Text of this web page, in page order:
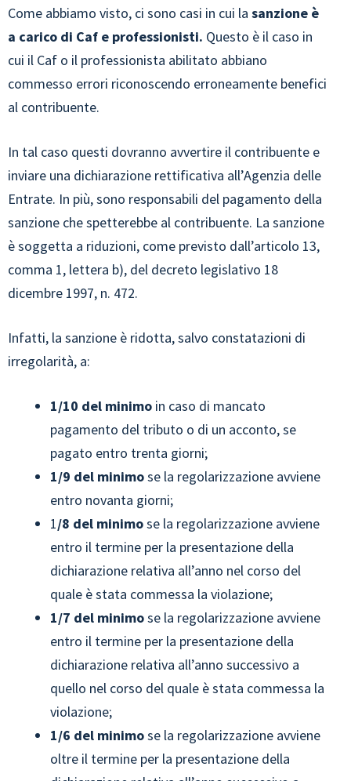
Come abbiamo visto, ci sono casi in cui la sanzione è
a carico di Caf e professionisti. Questo è il caso in
cui il Caf o il professionista abilitato abbiano
commesso errori riconoscendo erroneamente benefici
al contribuente.
In tal caso questi dovranno avvertire il contribuente e
inviare una dichiarazione rettificativa all’Agenzia delle
Entrate. In più, sono responsabili del pagamento della
sanzione che spetterebbe al contribuente. La sanzione
è soggetta a riduzioni, come previsto dall’articolo 13,
comma 1, lettera b), del decreto legislativo 18
dicembre 1997, n. 472.
Infatti, la sanzione è ridotta, salvo constatazioni di
irregolarità, a:
1/10 del minimo in caso di mancato
pagamento del tributo o di un acconto, se
pagato entro trenta giorni;
1/9 del minimose la regolarizzazione avviene
entro novanta giorni;
1/8 del minimose la regolarizzazione avviene
entro il termine per la presentazione della
dichiarazione relativa all’anno nel corso del
quale è stata commessa la violazione;
1/7 del minimose la regolarizzazione avviene
entro il termine per la presentazione della
dichiarazione relativa all’anno successivo a
quello nel corso del quale è stata commessa la
violazione;
1/6 del minimose la regolarizzazione avviene
oltre il termine per la presentazione della